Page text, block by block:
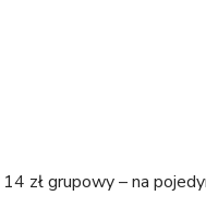
zł grupowy – na